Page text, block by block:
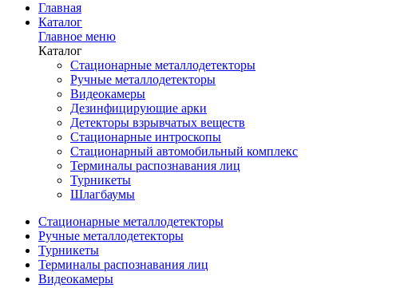
Главная
Каталог
Главное меню
Каталог
Стационарные металлодетекторы
Ручные металлодетекторы
Видеокамеры
Дезинфицирующие арки
Детекторы взрывчатых веществ
Стационарные интроскопы
Стационарный автомобильный комплекс
Терминалы распознавания лиц
Турникеты
Шлагбаумы
Стационарные металлодетекторы
Ручные металлодетекторы
Турникеты
Терминалы распознавания лиц
Видеокамеры